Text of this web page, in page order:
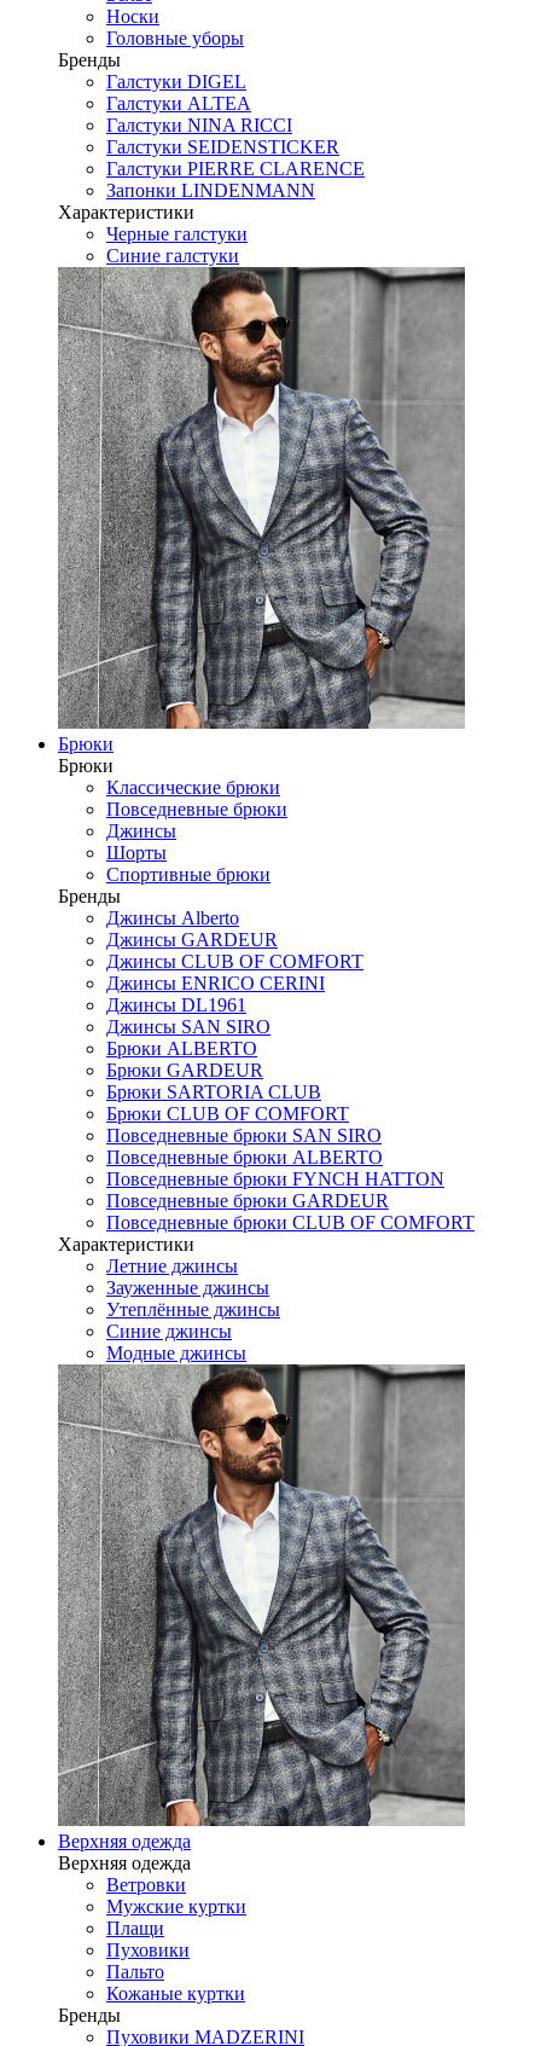
Носки
Головные уборы
Бренды
Галстуки DIGEL
Галстуки ALTEA
Галстуки NINA RICCI
Галстуки SEIDENSTICKER
Галстуки PIERRE CLARENCE
Запонки LINDENMANN
Характеристики
Черные галстуки
Синие галстуки
Брюки
Брюки
Классические брюки
Повседневные брюки
Джинсы
Шорты
Спортивные брюки
Бренды
Джинсы Alberto
Джинсы GARDEUR
Джинсы CLUB OF COMFORT
Джинсы ENRICO CERINI
Джинсы DL1961
Джинсы SAN SIRO
Брюки ALBERTO
Брюки GARDEUR
Брюки SARTORIA CLUB
Брюки CLUB OF COMFORT
Повседневные брюки SAN SIRO
Повседневные брюки ALBERTO
Повседневные брюки FYNCH HATTON
Повседневные брюки GARDEUR
Повседневные брюки CLUB OF COMFORT
Характеристики
Летние джинсы
Зауженные джинсы
Утеплённые джинсы
Синие джинсы
Модные джинсы
Верхняя одежда
Верхняя одежда
Ветровки
Мужские куртки
Плащи
Пуховики
Пальто
Кожаные куртки
Бренды
Пуховики MADZERINI